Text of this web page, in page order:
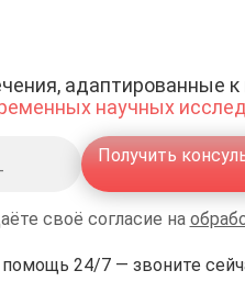
адаптированные
научных
Получить
своё согласие на
24/7 — звоните